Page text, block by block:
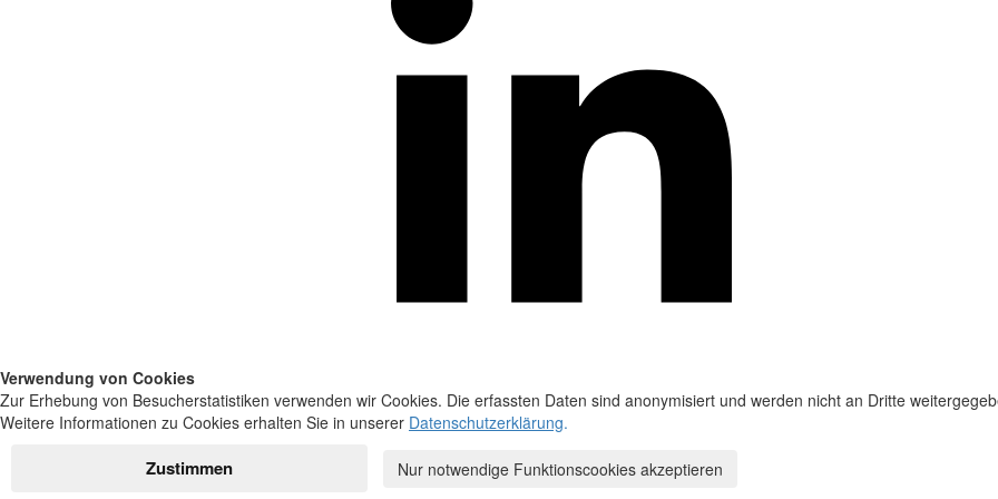
Verwendung von Cookies
Zur Erhebung von Besucherstatistiken verwenden wir Cookies. Die erfassten Daten sind anonymisiert und werden nicht an Dritte
Weitere Informationen zu Cookies erhalten Sie in unserer Datenschutzerklärung.
Zustimmen Nur notwendige Funktionscookies akzeptieren